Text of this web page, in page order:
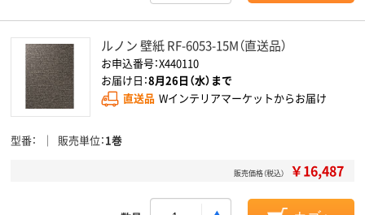
ルノン 壁紙 RF-6053-15M（直送品）
お申込番号：X440110
お届け日：8月26日（水）まで
直送品 Wインテリアマーケットからお届け
型番 販売単位 1巻
販売価格（税込） ￥16,487